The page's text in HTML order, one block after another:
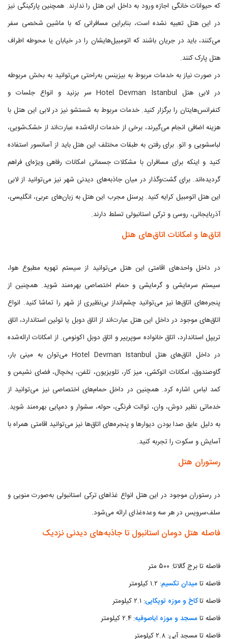
که حیوانات خانگی اجازه ورود به داخل این هتل را ندارند. همچنین پارکینگی نیز
در این هتل تعبیه نشده است، بنابراین مسافرانی که با ماشین شخصی سفر
می‌کنند، باید در جریان باشند که اتومبیل‌هایشان را در خیابان یا محوطه اطراف
هتل پارک کنند.
در صورت نیاز به خدمات مربوط به بیزینس به‌راحتی می‌توانید به بخش مربوطه
در لابی هتل Hotel Devman Istanbul سر بزنید و انواع جلسات و
کنفرانس‌هایتان را برگزار کنید. خدمات مربوط به شستشو نیز در لابی این هتل با
هزینه اضافی انجام می‌گیرند، برخی از خدمات ارائه‌شده عبارت‌اند از خشک‌شویی،
لباسشویی و اتو. برای رفتن به طبقات مختلف این هتل باید از آسانسور استفاده
کنید و اینکه برای مسافران با مشکلات جسمانی امکانات رفاهی ویژه‌ای فراهم
گردیده‌اند. برای گشت‌وگذار در میان جاذبه‌های دیدنی شهر نیز می‌توانید از لابی
این هتل اتومبیل کرایه کنید. پرسنل مجرب این هتل به زبان‌های عربی، انگلیسی،
آذربایجانی، روسی و ترکی استانبولی تسلط دارند.
اتاق‌ها و امکانات اتاق‌های هتل
در داخل واحدهای اقامتی این هتل می‌توانید از سیستم تهویه مطبوع هوا،
سیستم سرمایشی و گرمایشی و حمام اختصاصی بهره‌مند شوید. همچنین از
پنجره‌های اتاق‌ها نیز می‌توانید چشم‌انداز بی‌نظیری از شهر را تماشا کنید. انواع
اتاق‌های موجود در داخل این هتل عبارت‌اند از اتاق دوبل یا توئين استاندارد، اتاق
تریپل استاندارد، اتاق خانواده سوپرییر و اتاق دوبل اکونومی. از امکانات ارائه‌شده
در داخل اتاق‌های هتل Hotel Devman Istanbul می‌توان به مینی بار،
گاوصندوق، امکانات اتوکشی، میز کار، تلویزیون، تلفن، یخچال، فضای نشیمن و
کمد لباس اشاره کرد. همچنین در داخل حمام‌های اختصاصی نیز می‌توانید از
خدماتی نظیر دوش، وان، توالت فرنگی، حوله، سشوار و دمپایی بهره‌مند شوید.
به دلیل عایق صدا بودن دیوارها و پنجره‌های اتاق‌ها نیز می‌توانید اقامتی همراه با
آسایش و سکوت را تجربه کنید.
رستوران هتل
در رستوران موجود در این هتل انواع غذاهای ترکی استانبولی به‌صورت منویی و
سلف‌سرویس در هر سه وعده‌غذای ارائه می‌شود.
فاصله هتل دومان استانبول تا جاذبه‌های دیدنی نزدیک
فاصله تا برج گالاتا: ۵۰۰ متر
فاصله تامیدان تکسیم: ۱.۲ کیلومتر
فاصله تاکاخ و موزه توپکاپی: ۲.۱ کیلومتر
فاصله تامسجد و موزه ایاصوفیه: ۲.۴ کیلومتر
فاصله تا مسجد آبی: ۲.۸ کیلومتر